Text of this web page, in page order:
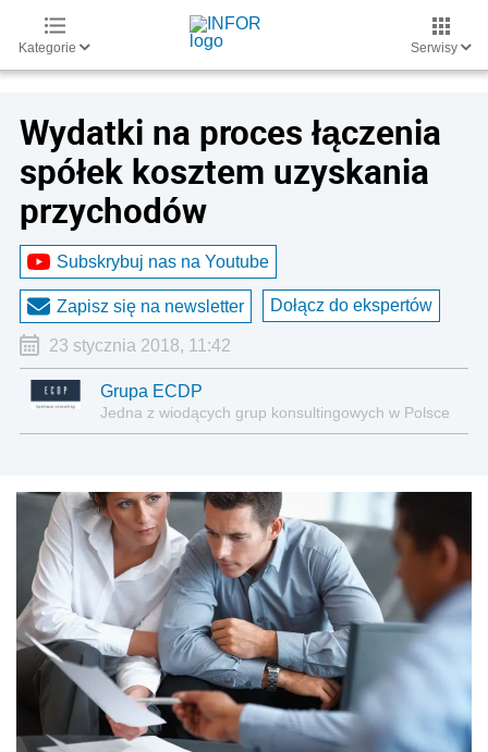
Kategorie Serwisy
Wydatki na proces łączenia
spółek kosztem uzyskania
przychodów
Subskrybuj nas na Youtube
Zapisz się na newsletter Dołącz do ekspertów
23 stycznia 2018, 11:42
Grupa ECDP
Jedna z wiodących grup konsultingowych w Polsce